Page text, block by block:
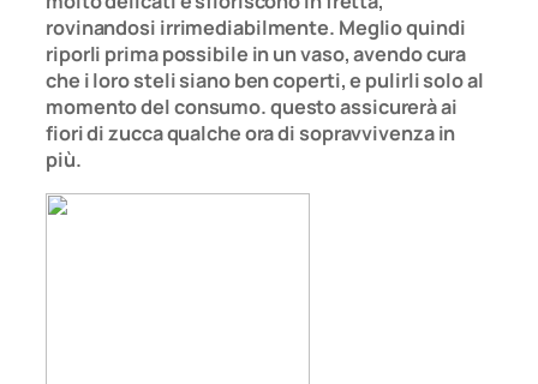
rovinandosi irrimediabilmente. Meglio quindi
riporli prima possibile in un vaso, avendo cura
che i loro steli siano ben coperti, e pulirli solo al
momento del consumo. questo assicurerà ai
fiori di zucca qualche ora di sopravvivenza in
più.